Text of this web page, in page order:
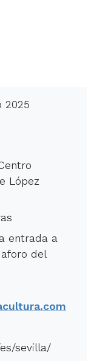
2025
López
entrada a
del
sevilla/